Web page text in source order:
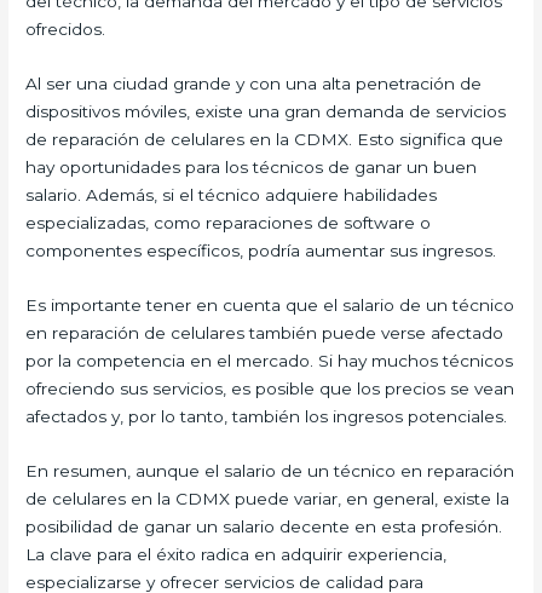
ofrecidos.
Al ser una ciudad grande y con una alta penetración de
dispositivos móviles, existe una gran demanda de servicios
de reparación de celulares en la CDMX. Esto significa que
hay oportunidades para los técnicos de ganar un buen
salario. Además, si el técnico adquiere habilidades
especializadas, como reparaciones de software o
componentes específicos, podría aumentar sus ingresos.
Es importante tener en cuenta que el salario de un técnico
en reparación de celulares también puede verse afectado
por la competencia en el mercado. Si hay muchos técnicos
ofreciendo sus servicios, es posible que los precios se vean
afectados y, por lo tanto, también los ingresos potenciales.
En resumen, aunque el salario de un técnico en reparación
de celulares en la CDMX puede variar, en general, existe la
posibilidad de ganar un salario decente en esta profesión.
La clave para el éxito radica en adquirir experiencia,
especializarse y ofrecer servicios de calidad para